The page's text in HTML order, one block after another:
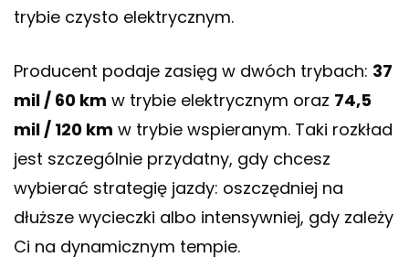
trybie czysto elektrycznym.
Producent podaje zasięg w dwóch trybach: 37
mil / 60 km w trybie elektrycznym oraz 74,5
mil / 120 km w trybie wspieranym. Taki rozkład
jest szczególnie przydatny, gdy chcesz
wybierać strategię jazdy: oszczędniej na
dłuższe wycieczki albo intensywniej, gdy zależy
Ci na dynamicznym tempie.